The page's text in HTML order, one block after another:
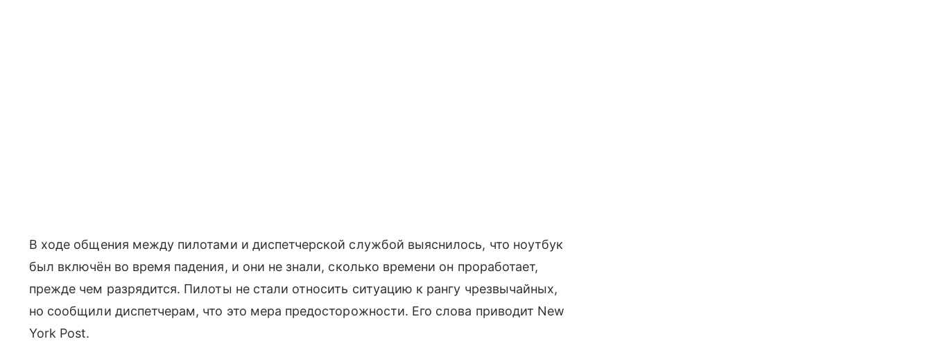
В ходе общения между пилотами и диспетчерской службой выяснилось, что ноутбук
был включён во время падения, и они не знали, сколько времени он проработает,
прежде чем разрядится. Пилоты не стали относить ситуацию к рангу чрезвычайных,
но сообщили диспетчерам, что это мера предосторожности. Его слова приводит New
York Post.